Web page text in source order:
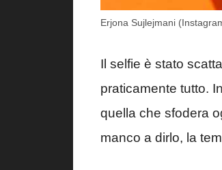
Erjona Sujlejmani
Il selfie è stato
praticamente tutto.
quella che sfodera
manco a dirlo, la